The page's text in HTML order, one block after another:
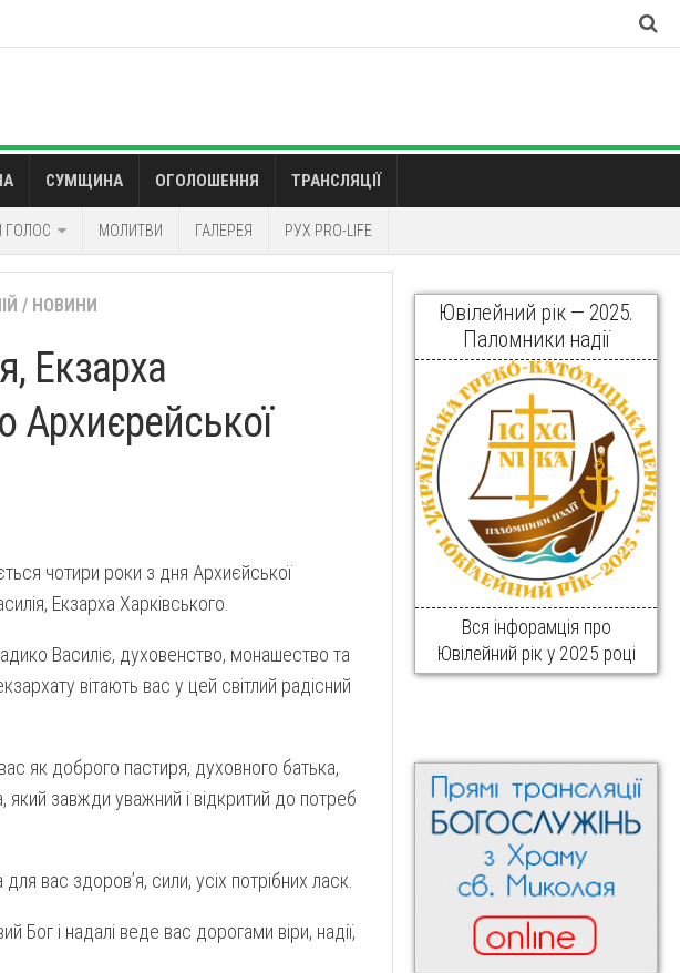
СУМЩИНА ОГОЛОШЕННЯ ТРАНСЛЯЦІЇ
ГОЛОС МОЛИТВИ ГАЛЕРЕЯ РУХ PRO-LIFE
/ НОВИНИ
Екзарха
Архиєрейської
чотири роки з дня Архиєйської
Екзарха Харківського.
Василіє, духовенство, монашество та
вітають вас у цей світлий радісний
як доброго пастиря, духовного батька,
завжди уважний і відкритий до потреб
вас здоров’я, сили, усіх потрібних ласк.
Бог і надалі веде вас дорогами віри, надії,
Ювілейний рік — 2025.
Паломники надії
Вся інфорамція про
Ювілейний рік у 2025 році